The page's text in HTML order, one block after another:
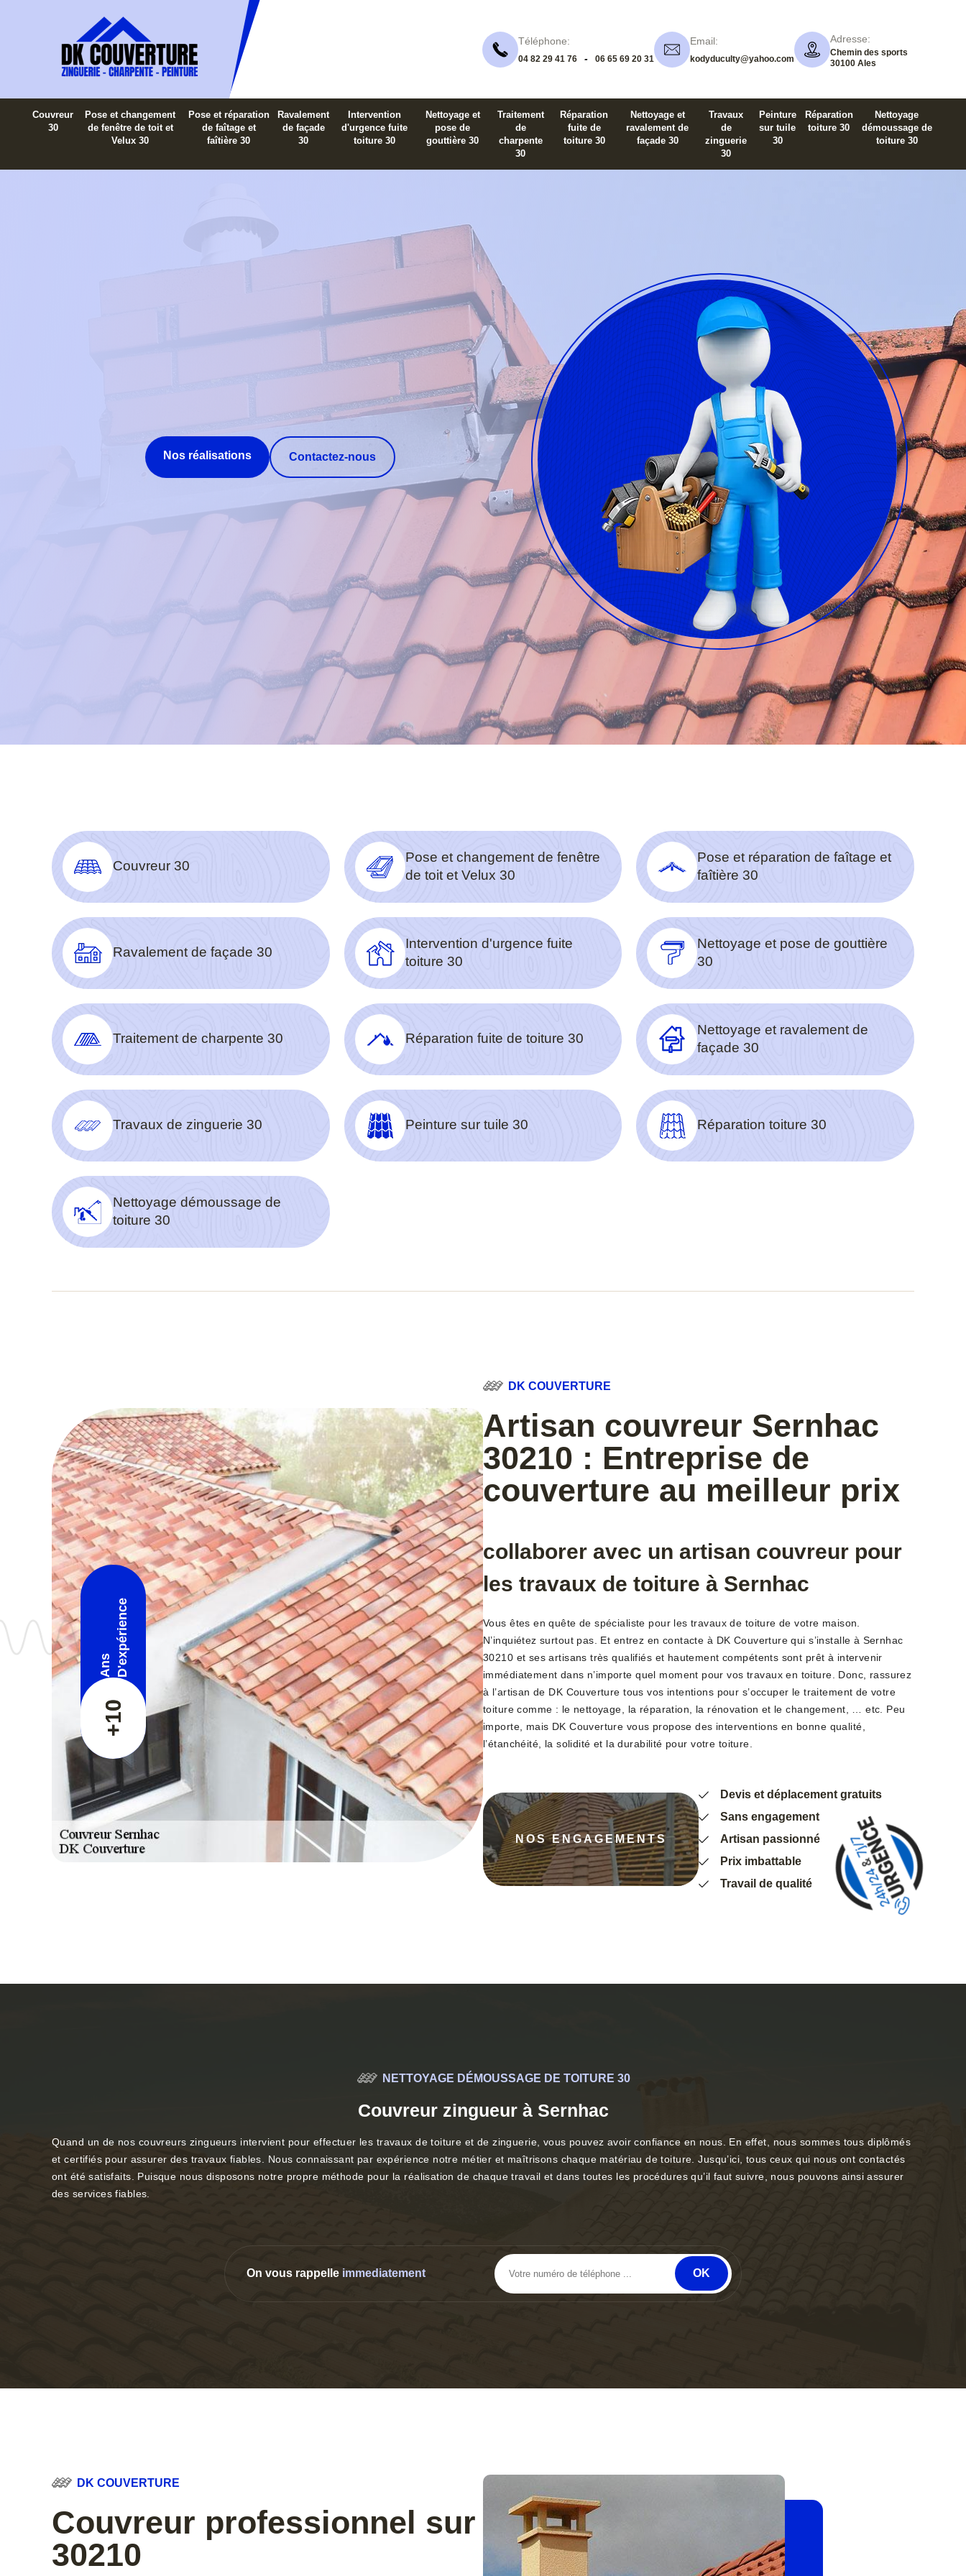
Téléphone:
04 82 29 41 76 - 06 65 69 20 31
Email:
kodyduculty@yahoo.com
Adresse:
Chemin des sports
30100 Ales
Couvreur
30
Pose et changement
de fenêtre de toit et
Velux 30
Pose et réparation
de faîtage et
faîtière 30
Ravalement
de façade
30
Intervention
d'urgence fuite
toiture 30
Nettoyage et
pose de
gouttière 30
Traitement
de
charpente
30
Réparation
fuite de
toiture 30
Nettoyage et
ravalement de
façade 30
Travaux
de
zinguerie
30
Peinture
sur tuile
30
Réparation
toiture 30
Nettoyage
démoussage de
toiture 30
Nos réalisations Contactez-nous
Couvreur 30
Pose et changement de fenêtre
de toit et Velux 30
Pose et réparation de faîtage et
faîtière 30
Ravalement de façade 30
Intervention d'urgence fuite
toiture 30
Nettoyage et pose de gouttière
30
Traitement de charpente 30 Réparation fuite de toiture 30
Nettoyage et ravalement de
façade 30
Travaux de zinguerie 30 Peinture sur tuile 30 Réparation toiture 30
Nettoyage démoussage de
toiture 30
+10
Ans D'expérience
DK COUVERTURE
Artisan couvreur Sernhac
30210 : Entreprise de
couverture au meilleur prix
collaborer avec un artisan couvreur pour
les travaux de toiture à Sernhac
Vous êtes en quête de spécialiste pour les travaux de toiture de votre maison.
N’inquiétez surtout pas. Et entrez en contacte à DK Couverture qui s’installe à Sernhac
30210 et ses artisans très qualifiés et hautement compétents sont prêt à intervenir
immédiatement dans n’importe quel moment pour vos travaux en toiture. Donc, rassurez
à l’artisan de DK Couverture tous vos intentions pour s’occuper le traitement de votre
toiture comme : le nettoyage, la réparation, la rénovation et le changement, … etc. Peu
importe, mais DK Couverture vous propose des interventions en bonne qualité,
l’étanchéité, la solidité et la durabilité pour votre toiture.
NOS ENGAGEMENTS
Devis et déplacement gratuits
Sans engagement
Artisan passionné
Prix imbattable
Travail de qualité
NETTOYAGE DÉMOUSSAGE DE TOITURE 30
Couvreur zingueur à Sernhac
Quand un de nos couvreurs zingueurs intervient pour effectuer les travaux de toiture et de zinguerie, vous pouvez avoir confiance en nous. En effet, nous sommes tous diplômés
et certifiés pour assurer des travaux fiables. Nous connaissant par expérience notre métier et maîtrisons chaque matériau de toiture. Jusqu’ici, tous ceux qui nous ont contactés
ont été satisfaits. Puisque nous disposons notre propre méthode pour la réalisation de chaque travail et dans toutes les procédures qu’il faut suivre, nous pouvons ainsi assurer
des services fiables.
On vous rappelle immediatement
DK COUVERTURE
Couvreur professionnel sur
30210